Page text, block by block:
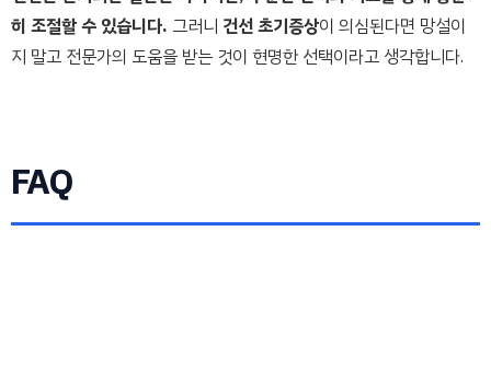
히 조절할 수 있습니다. 그러니 건선 초기증상이 의심된다면 망설이
지 말고 전문가의 도움을 받는 것이 현명한 선택이라고 생각합니다.
FAQ